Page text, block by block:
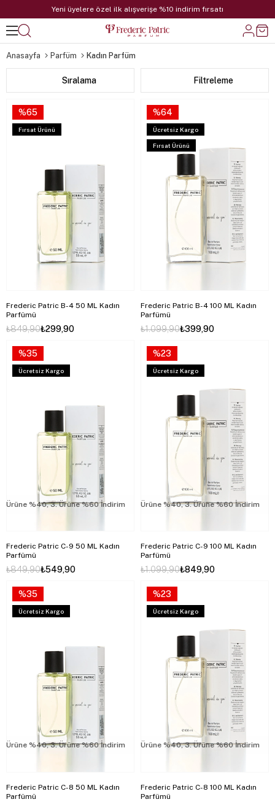
Yeni üyelere özel ilk alışverişe %10 indirim fırsatı
Anasayfa Parfüm Kadın Parfüm
Filtreleme
Sıralama
Frederic Patric B-4 50 ML Kadın
Parfümü
₺299,90
₺849,90
%65
Fırsat Ürünü
Frederic Patric B-4 100 ML Kadın
Parfümü
₺399,90
₺1.099,90
%64
Ücretsiz Kargo
Fırsat Ürünü
Frederic Patric C-9 50 ML Kadın
Parfümü
₺549,90
₺849,90
%40, 3. Ürüne %60 İndirim 2. Ürüne %40, 3. Ürüne %60 İndirim
%35
Ücretsiz Kargo
Frederic Patric C-9 100 ML Kadın
Parfümü
₺849,90
₺1.099,90
2. Ürüne %40, 3. Ürüne %60 İndirim
%23
Ücretsiz Kargo
Frederic Patric C-8 50 ML Kadın
Parfümü
%40, 3. Ürüne %60 İndirim 2. Ürüne %40, 3. Ürüne %60 İndirim
%35
Ücretsiz Kargo
Frederic Patric C-8 100 ML Kadın
Parfümü
2. Ürüne %40, 3. Ürüne %60 İndirim
%23
Ücretsiz Kargo